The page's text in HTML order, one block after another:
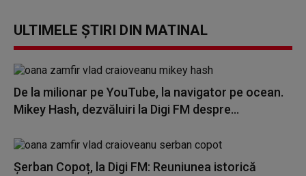
ULTIMELE ȘTIRI DIN MATINAL
De la milionar pe YouTube, la navigator pe ocean.
Mikey Hash, dezvăluiri la Digi FM despre...
Șerban Copoț, la Digi FM: Reuniunea istorică